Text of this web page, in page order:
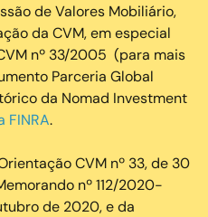
de Valores Mobiliário,
da CVM, em especial
nº 33/2005 (para mais
Parceria Global
da Nomad Investment
FINRA.
CVM nº 33, de 30
nº 112/2020-
de 2020, e da